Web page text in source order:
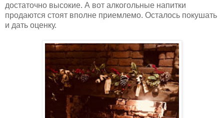
достаточно высокие. А вот алкогольные напитки
продаются стоят вполне приемлемо. Осталось покушать
и дать оценку.